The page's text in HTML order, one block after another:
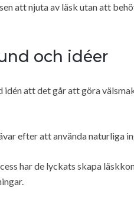
att njuta av läsk utan att
och idéer
idén att det går att göra
efter att använda naturliga
har de lyckats skapa